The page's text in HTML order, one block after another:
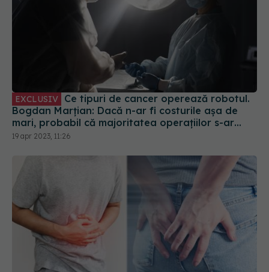
EXCLUSIV
Bogdan Marțian: Dacă n-ar fi costurile așa de
mari, probabil că majoritatea operațiilor s-ar
face cu robotul
19 apr 2023, 11:26